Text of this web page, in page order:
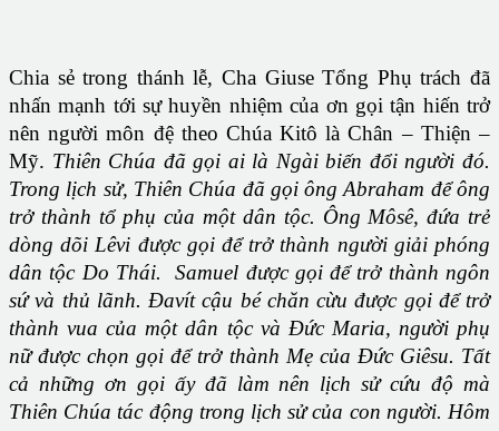
Chia sẻ trong thánh lễ, Cha Giuse Tổng Phụ trách đã
nhấn mạnh tới sự huyền nhiệm của ơn gọi tận hiến trở
nên người môn đệ theo Chúa Kitô là Chân – Thiện –
Mỹ. Thiên Chúa đã gọi ai là Ngài biến đổi người đó.
Trong lịch sử, Thiên Chúa đã gọi ôngAbraham để ông
trở thành tổ phụ của một dân tộc. Ông Môsê, đứa trẻ
dòng dõi Lêvi được gọi để trở thành người giải phóng
dân tộc Do Thái. Samuel được gọi để trở thành ngôn
sứ và thủ lãnh. Đavít cậu bé chăn cừu được gọi để trở
thành vua của một dân tộc và Đức Maria, người phụ
nữ được chọn gọi để trở thành Mẹ của Đức Giêsu. Tất
cả những ơn gọi ấy đã làm nên lịch sử cứu độ mà
Thiên Chúa tác động trong lịch sử của con người. Hôm